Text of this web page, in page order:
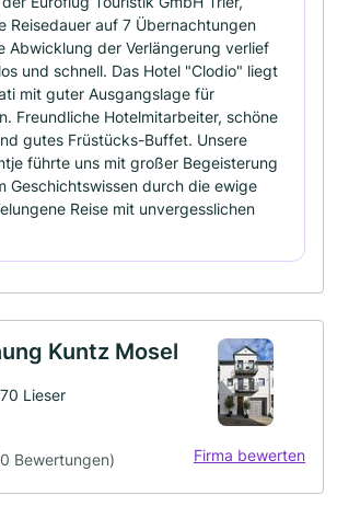
Reisedauer auf 7 Übernachtungen
Abwicklung der Verlängerung verlief
und schnell. Das Hotel "Clodio" liegt
mit guter Ausgangslage für
Freundliche Hotelmitarbeiter, schöne
gutes Früstücks-Buffet. Unsere
führte uns mit großer Begeisterung
Geschichtswissen durch die ewige
Reise mit unvergesslichen
Kuntz Mosel
Lieser
Bewertungen) Firma bewerten